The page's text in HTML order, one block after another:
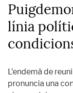
línia
L'endemà de
pronuncia una